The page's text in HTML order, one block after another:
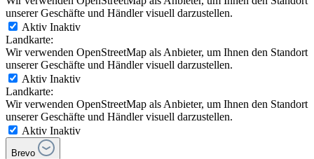
unserer Geschäfte und Händler visuell darzustellen.
Aktiv Inaktiv
Landkarte:
Wir verwenden OpenStreetMap als Anbieter, um Ihnen den Standort
unserer Geschäfte und Händler visuell darzustellen.
Aktiv Inaktiv
Landkarte:
Wir verwenden OpenStreetMap als Anbieter, um Ihnen den Standort
unserer Geschäfte und Händler visuell darzustellen.
Aktiv Inaktiv
Brevo